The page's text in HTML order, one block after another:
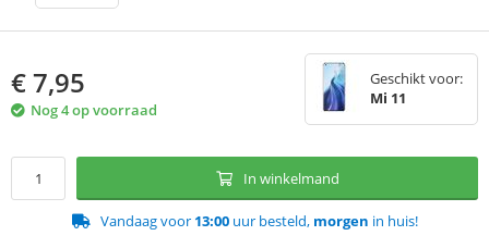
€7,95
Nog 4 op voorraad
Geschikt voor:
Mi 11
In winkelmand
Vandaag voor 13:00uur besteld, morgen in huis!